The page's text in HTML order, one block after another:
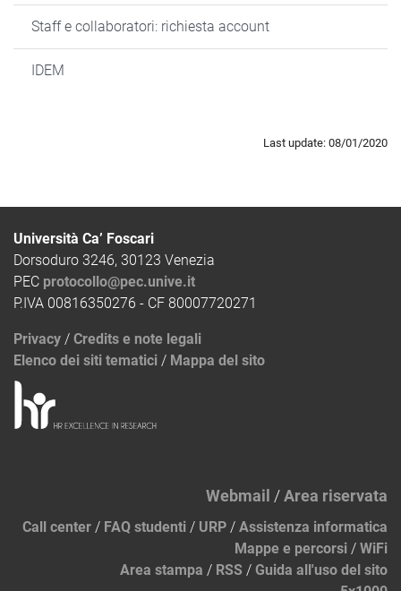
Staff e collaboratori: richiesta account
IDEM
Last update: 08/01/2020
Università Ca’ Foscari
Dorsoduro 3246, 30123 Venezia
PEC protocollo@pec.unive.it
P.IVA 00816350276 - CF 80007720271
Privacy / Credits e note legali
Elenco dei siti tematici / Mappa del sito
Webmail /Area riservata
Call center / FAQ studenti / URP / Assistenza informatica
Mappe e percorsi / WiFi
Area stampa / RSS / Guida all'uso del sito